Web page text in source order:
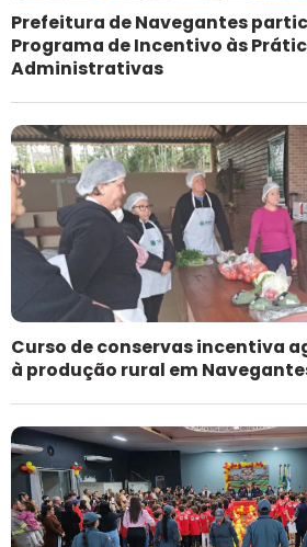
Prefeitura de Navegantes
Programa de Incentivo às
Administrativas
Curso de conservas incentiva
à produção rural em